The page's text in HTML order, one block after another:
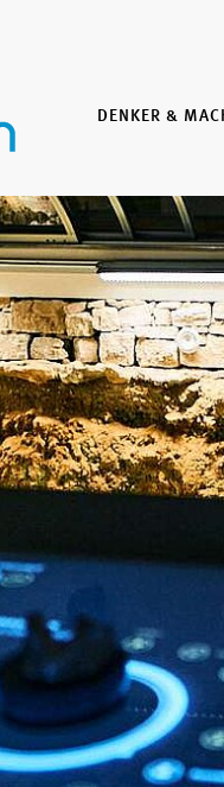
DENKER &